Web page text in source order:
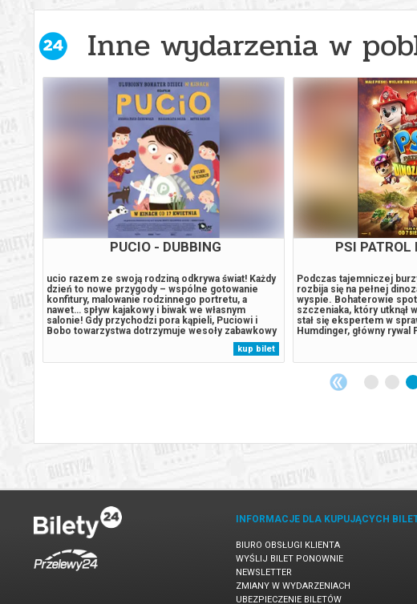
Inne wydarzenia w
PUCIO - DUBBING
ucio razem ze swoją rodziną odkrywa świat! Każdy
dzień to nowe przygody – wspólne gotowanie
konfitury, malowanie rodzinnego portretu, a
nawet… spływ kajakowy i biwak we własnym
salonie! Gdy przychodzi pora kąpieli, Puciowi i
Bobo towarzystwa dotrzymuje wesoły zabawkowy
krokodyl, który również pilnie potrzebuje się
nawiązywać nowe przyjaźnie i radzić sobie z...
kup bilet
PSI PATROL
Podczas tajemniczej
rozbija się na pełnej
wyspie. Bohaterowie
szczeniaka, który utknął
stał się ekspertem w
Humdinger, główny rywal
lekkomyślnie
wyspy, doprowadza do
uśpionego od lat
INFORMACJE DLA KUPUJĄCYCH
BIURO OBSŁUGI KLIENTA
WYŚLIJ BILET PONOWNIE
NEWSLETTER
ZMIANY W WYDARZENIACH
UBEZPIECZENIE BILETÓW